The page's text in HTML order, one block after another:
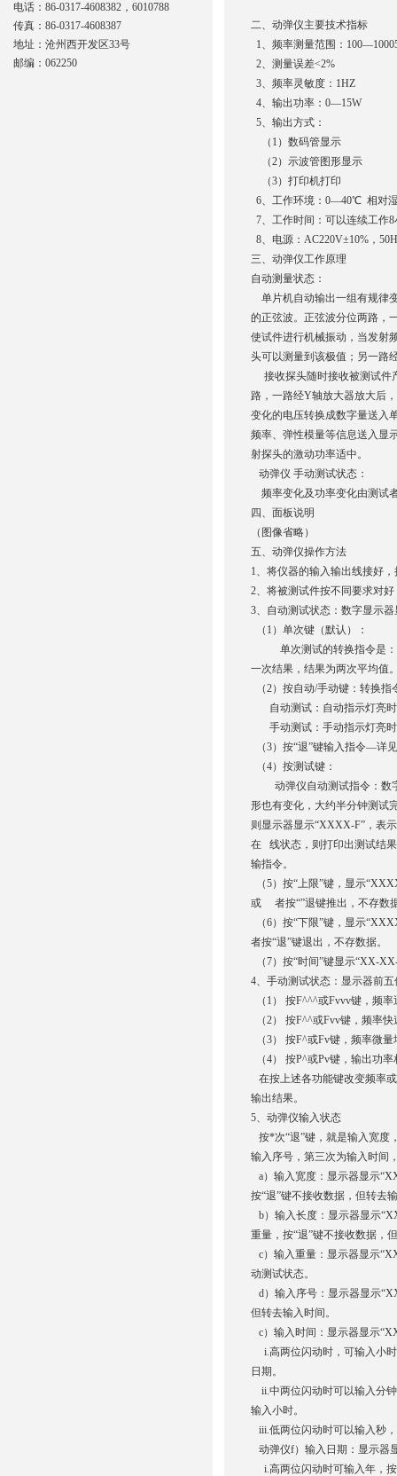
二、动弹仪主要技术指标
1、频率测量范围：
2、测量误差<2%
3、频率灵敏度：1HZ
4、输出功率：0—15W
5、输出方式：
（1）数码管显示
（2）示波管图形显示
（3）打印机打印
6、工作环境：0—40℃ 相对
7、工作时间：可以连续工作8
8、电源：AC220V±10%，
三、动弹仪工作原理
自动测量状态：
单片机自动输出一组有规律
的正弦波。正弦波分位两路，
使试件进行机械振动，当发射
头可以测量到该极值；另一路
接收探头随时接收被测试件
路，一路经Y轴放大器放大后
变化的电压转换成数字量送入
频率、弹性模量等信息送入显
射探头的激动功率适中。
动弹仪 手动测试状态：
频率变化及功率变化由测试
四、面板说明
（图像省略）
五、动弹仪操作方法
1、将仪器的输入输出线接好
2、将被测试件按不同要求对
3、自动测试状态：数字显示器
（1）单次键（默认）：
单次测试的转换指令是：单
一次结果，结果为两次平均值
（2）按自动/手动键：转换指
自动测试：自动指示灯亮时
手动测试：手动指示灯亮时
（3）按“退”键输入指令—详
（4）按测试键：
动弹仪自动测试指令：数字
形也有变化，大约半分钟测试
则显示器显示“XXXX-F”，表
在 线状态，则打印出测试结果
输指令。
（5）按“上限”键，显示
或 者按“”退键推出，不存数
（6）按“下限”键，显示
者按“退”键退出，不存数据。
（7）按“时间”键显示“XX-
4、手动测试状态：显示器前
（1） 按F^^^或Fvvv键，频率
（2） 按F^^或Fvv键，频率快
（3） 按F^或Fv键，频率微量
（4） 按P^或Pv键，输出功率
在按上述各功能键改变频率
输出结果。
5、动弹仪输入状态
按*次“退”键，就是输入宽度
输入序号，第三次为输入时间
a）输入宽度：显示器显示
按“退”键不接收数据，但转去
b）输入长度：显示器显示
重量，按“退”键不接收数据，
c）输入重量：显示器显示
动测试状态。
d）输入序号：显示器显示
但转去输入时间。
c）输入时间：显示器显示
i.高两位闪动时，可输入小时
日期。
ii.中两位闪动时可以输入分钟
输入小时。
iii.低两位闪动时可以输入秒
动弹仪f）输入日期：显示器
i.高两位闪动时可输入年，按
电话：86-0317-4608382，6010788
传真：86-0317-4608387
地址：沧州西开发区33号
邮编：062250